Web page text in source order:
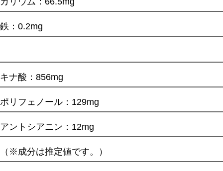
鉄：0.2mg
キナ酸：856mg
ポリフェノール：129mg
アントシアニン：12mg
（※成分は推定値です。）